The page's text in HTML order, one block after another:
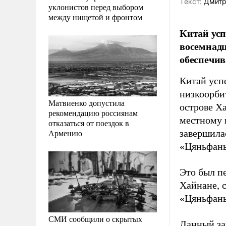
уклонистов перед выбором
между нищетой и фронтом
Матвиенко допустила
рекомендацию россиянам
отказаться от поездок в
Армению
СМИ сообщили о скрытых
Китай
Китай
острове
местному
Это был
Хайнане,